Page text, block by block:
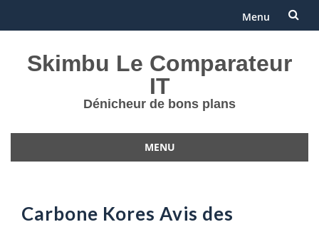
Menu
Skimbu Le Comparateur
IT
Dénicheur de bons plans
MENU
Carbone Kores Avis des